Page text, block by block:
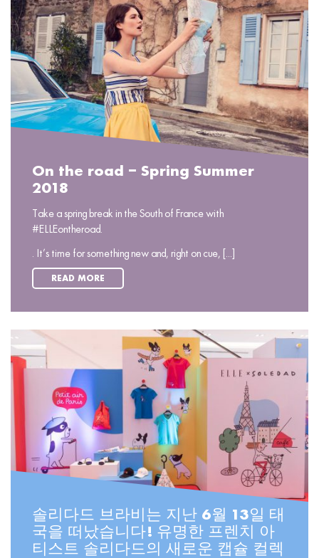
On the road – Spring Summer
2018
Take a spring break in the South of France with
#ELLEontheroad.
. It’s time for something new and, right on cue, [...]
READ MORE
솔리다드 브라비는 지난 6월 13일 태
국을 떠났습니다! 유명한 프렌치 아
티스트 솔리다드의 새로운 캡슐 컬렉